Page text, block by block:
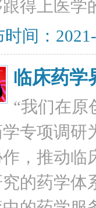
得上医学
时间：
临床药学
​“我们在原
专项调研
，推动临
的药学体